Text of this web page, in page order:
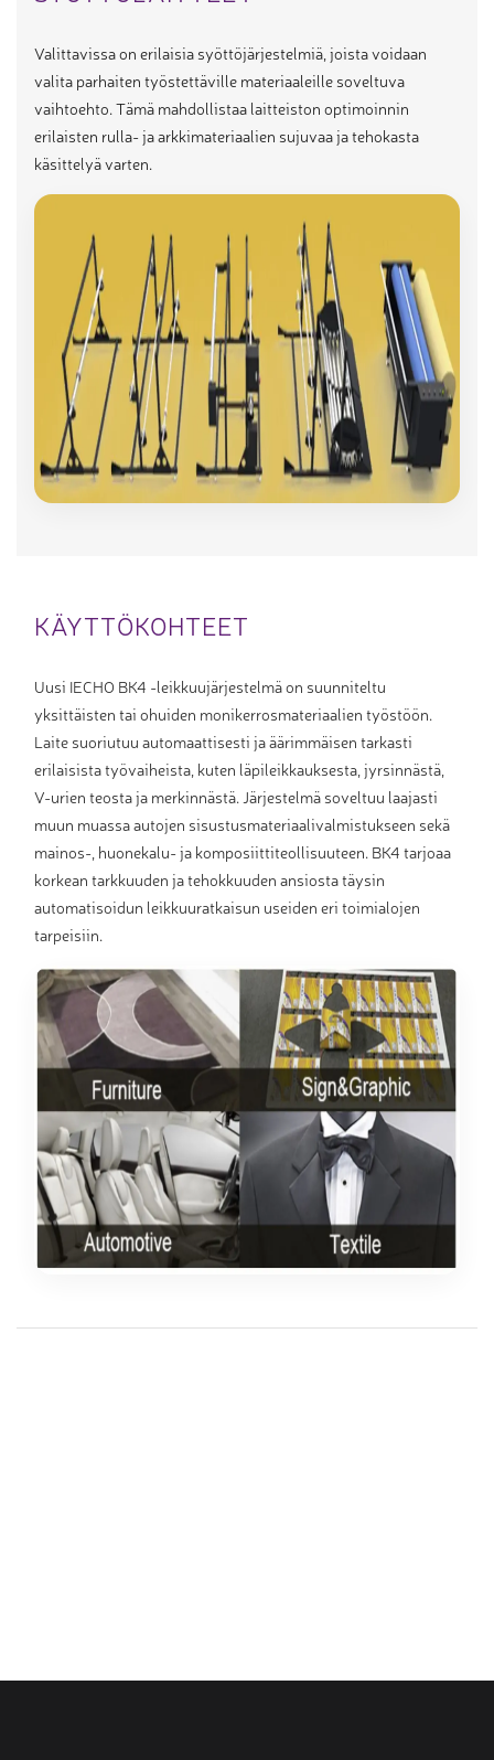
Valittavissa on erilaisia syöttöjärjestelmiä, joista voidaan
valita parhaiten työstettäville materiaaleille soveltuva
vaihtoehto. Tämä mahdollistaa laitteiston optimoinnin
erilaisten rulla- ja arkkimateriaalien sujuvaa ja tehokasta
käsittelyä varten.
KÄYTTÖKOHTEET
Uusi IECHO BK4 -leikkuujärjestelmä on suunniteltu
yksittäisten tai ohuiden monikerrosmateriaalien työstöön.
Laite suoriutuu automaattisesti ja äärimmäisen tarkasti
erilaisista työvaiheista, kuten läpileikkauksesta, jyrsinnästä,
V-urien teosta ja merkinnästä. Järjestelmä soveltuu laajasti
muun muassa autojen sisustusmateriaalivalmistukseen sekä
mainos-, huonekalu- ja komposiittiteollisuuteen. BK4 tarjoaa
korkean tarkkuuden ja tehokkuuden ansiosta täysin
automatisoidun leikkuuratkaisun useiden eri toimialojen
tarpeisiin.